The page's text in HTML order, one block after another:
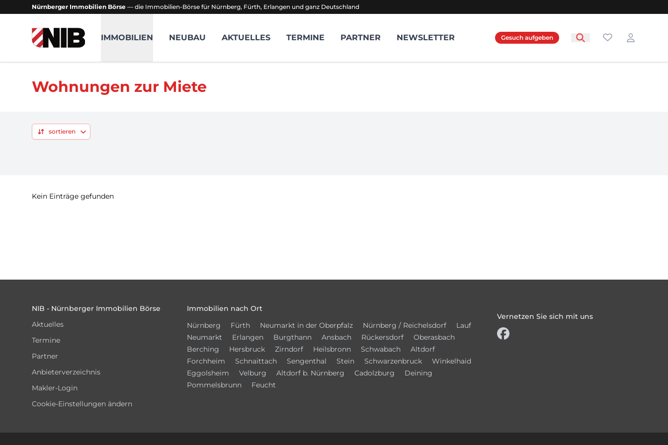
Nürnberger Immobilien Börse — die Immobilien-Börse für Nürnberg, Fürth, Erlangen und ganz Deutschland
NIB - Nürnberger Immobilien Börse
IMMOBILIEN NEUBAU AKTUELLES TERMINE PARTNER NEWSLETTER Gesuch aufgeben Favoriten
Login
Wohnungen zur Miete
sortieren
Kein Einträge gefunden
NIB - Nürnberger Immobilien Börse
Aktuelles
Termine
Partner
Anbieterverzeichnis
Makler-Login
Cookie-Einstellungen ändern
Immobilien nach Ort
Nürnberg
Fürth Neumarkt in der Oberpfalz Nürnberg / Reichelsdorf
Lauf
Neumarkt
Erlangen Burgthann Ansbach Rückersdorf
Oberasbach
Berching
Hersbruck Zirndorf Heilsbronn Schwabach
Altdorf
Forchheim
Schnaittach Sengenthal Stein Schwarzenbruck
Winkelhaid
Eggolsheim
Velburg Altdorf b. Nürnberg Cadolzburg
Deining
Pommelsbrunn
Feucht
Vernetzen Sie sich mit uns